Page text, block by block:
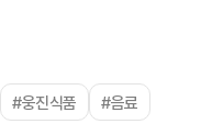
#웅진식품 #음료